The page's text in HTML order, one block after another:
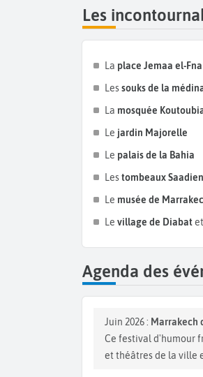
Les
La place Jemaa el-Fna
Lessouks de la
La mosquée
Le jardin Majorelle
Le palais de la Bahia
Lestombeaux
Le musée de
Le village de Diabat
Agenda des
Juin 2026 : Marrakech
Ce festival d'humour
et théâtres de la ville